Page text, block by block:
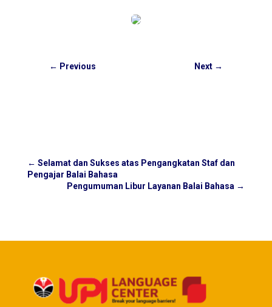
← Previous Next →
← Selamat dan Sukses atas Pengangkatan Staf dan
Pengajar Balai Bahasa
Pengumuman Libur Layanan Balai Bahasa →